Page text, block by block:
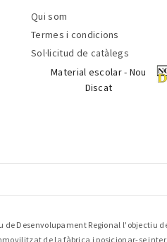
Qui som
Termes i condicions
Sol·licitud de catàlegs
Material escolar - Nou
Discat
de Desenvolupament Regional
de la fàbrica i posicionar-se